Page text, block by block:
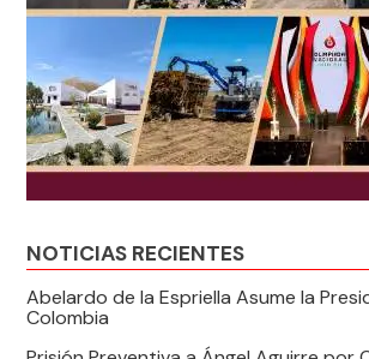
NOTICIAS RECIENTES
Abelardo de la Espriella Asume la
Colombia